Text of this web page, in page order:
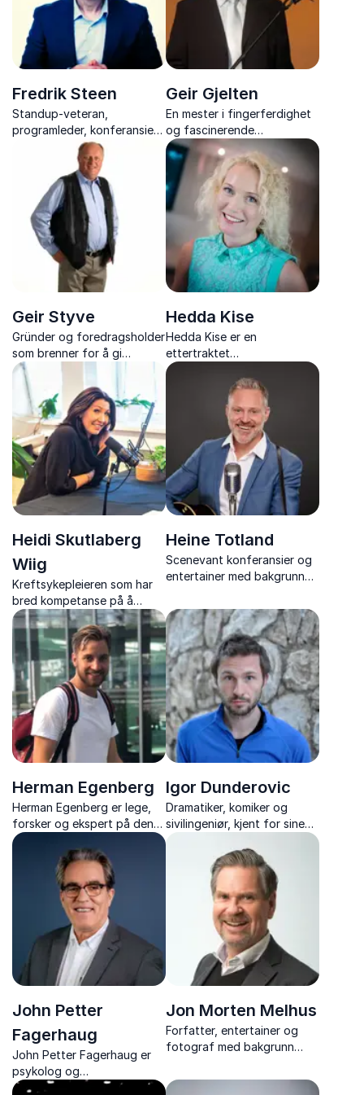
Fredrik Steen
Standup-veteran,
programleder, konferansier
og foredragsholder som vil
ta ditt arrangement til nye
Geir Gjelten
En mester i fingerferdighet
og fascinerende
lommetyverier som kan
bookes som konferansier
eller underholdning.
Geir Styve
Gründer og foredragsholder
som brenner for å gi
bedrifter en mer praktisk og
tilnærmet forståelse for
HMS og endring.
Hedda Kise
Hedda Kise er en
ettertraktet
foredragsholder og ekspert
på kommunikasjon,
motivasjon og endring. Hør
et interessant og godt
formidlet foredrag.
Heidi Skutlaberg
Wiig
Kreftsykepleieren som har
bred kompetanse på å
kommunisere med
mennesker i alle mulige
livssituasjoner. Få et
hjertevarmt og
tankevekkende foredrag om
kommunikasjon og
relasjonsforståelse.
Heine Totland
Scenevant konferansier og
entertainer med bakgrunn
programleder.
Herman Egenberg
Herman Egenberg er lege,
forsker og ekspert på den
revolusjonerende metoden
motiverende intervju.
Igor Dunderovic
Dramatiker, komiker og
sivilingeniør, kjent for sine
av Norge og norsk flerkultur.
John Petter
Fagerhaug
John Petter Fagerhaug er
psykolog og
foredragsholder som med
Jon Morten Melhus
Forfatter, entertainer og
fotograf med bakgrunn
hjelper deg å øke